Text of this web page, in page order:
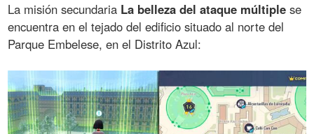
La misión secundaria La belleza del ataque múltiple se
encuentra en el tejado del edificio situado al norte del
Parque Embelese, en el Distrito Azul: